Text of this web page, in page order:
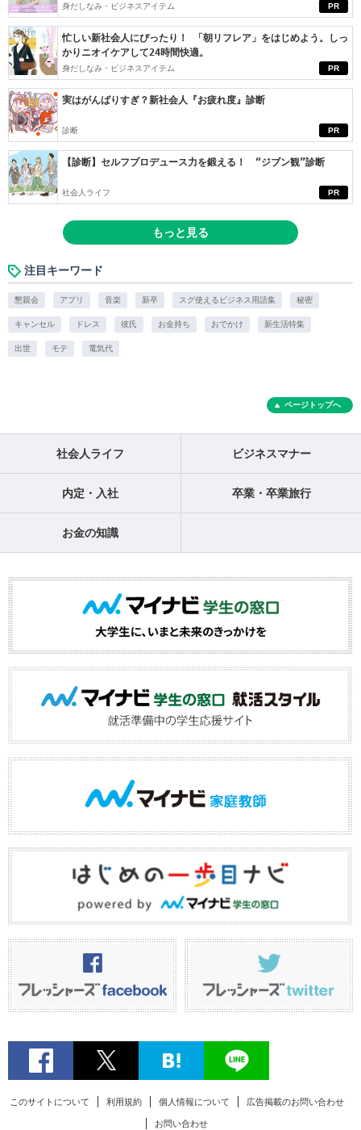
PR
身だしなみ・ビジネスアイテム
PR
忙しい新社会人にぴったり！ 「朝リフレア」をはじめよう。しっ
かりニオイケアして24時間快適。
身だしなみ・ビジネスアイテム
PR
実はがんばりすぎ？新社会人『お疲れ度』診断
診断
PR
【診断】セルフプロデュース力を鍛える！ “ジブン観”診断
社会人ライフ
もっと見る
注目キーワード
懇親会 アプリ 音楽 新卒 スグ使えるビジネス用語集 秘密
キャンセル ドレス 彼氏 お金持ち おでかけ 新生活特集
出世 モテ 電気代
ページトップへ
社会人ライフ ビジネスマナー
内定・入社 卒業・卒業旅行
お金の知識
このサイトについて 利用規約 個人情報について 広告掲載のお問い合わせ
お問い合わせ